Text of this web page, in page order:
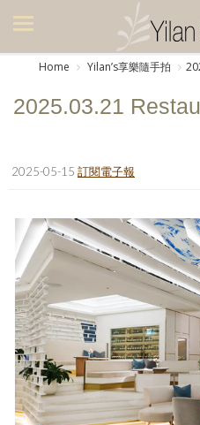
美食集
生活風
書房集
日記簿
餐桌週記
享樂隨手拍
照相簿
Home Yilanʼs享樂隨手拍
2025.03.21
2025-05-15 訂閱電子報